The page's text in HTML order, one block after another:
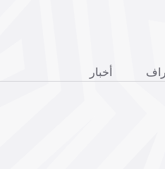
أخبار